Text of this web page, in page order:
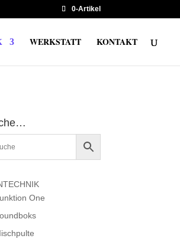
0-Artikel
WERKSTATT KONTAKT
One